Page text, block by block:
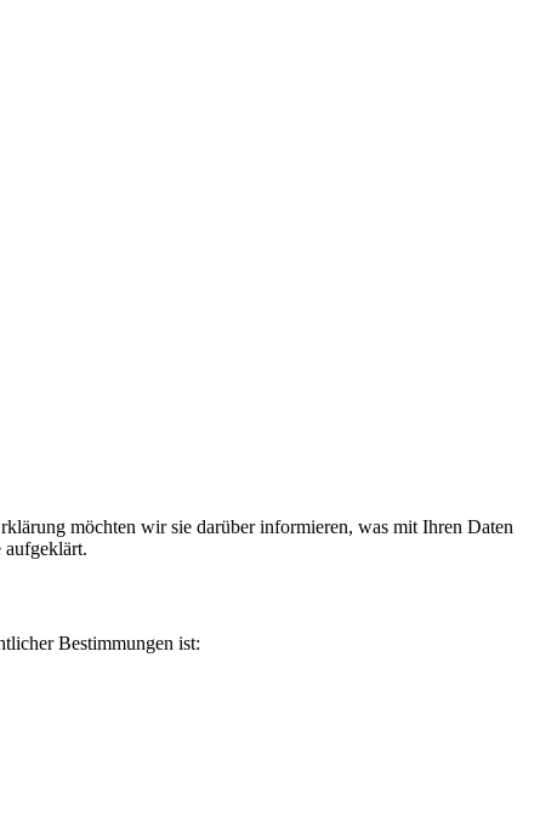
möchten wir sie darüber informieren, was mit Ihren Daten
aufgeklärt.
Bestimmungen ist: